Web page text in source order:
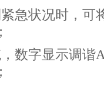
急状况时，可
数字显示调谐